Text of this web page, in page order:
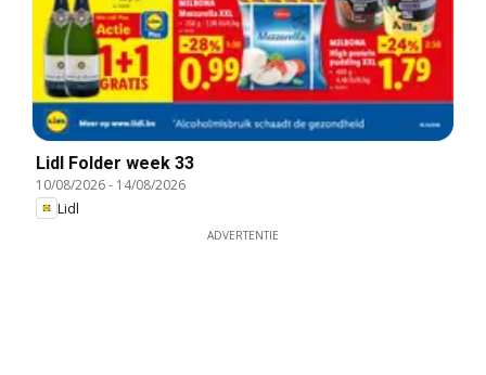
Lidl Folder week 33
10/08/2026- 14/08/2026
Lidl
ADVERTENTIE